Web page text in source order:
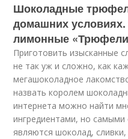
Шоколадные
домашних
лимонные
Приготовить изысканные
не так уж и сложно, как
мегашоколадное
назвать королем
интернета можно найти
ингредиентами, но
являются шоколад,